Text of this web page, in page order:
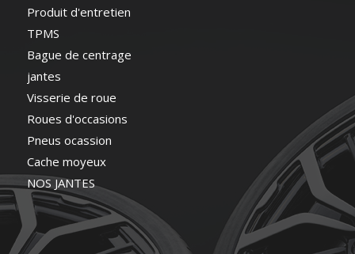
Produit d'entretien
TPMS
Bague de centrage
jantes
Visserie de roue
Roues d'occasions
Pneus ocassion
Cache moyeux
NOS JANTES